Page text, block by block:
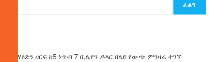
ፈልግ
ከማዕድን ዘርፍ ከ5 ነጥብ 7 ቢሊየን ዶላር በላይ የውጭ ምንዛሬ ተገኘ